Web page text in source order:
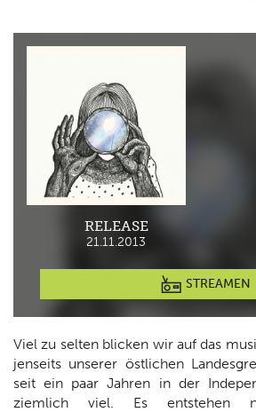
RELEASE
21.11.2013
STREAMEN
Viel zu selten blicken wir auf das
jenseits unserer östlichen
seit ein paar Jahren in der
ziemlich viel. Es entstehen